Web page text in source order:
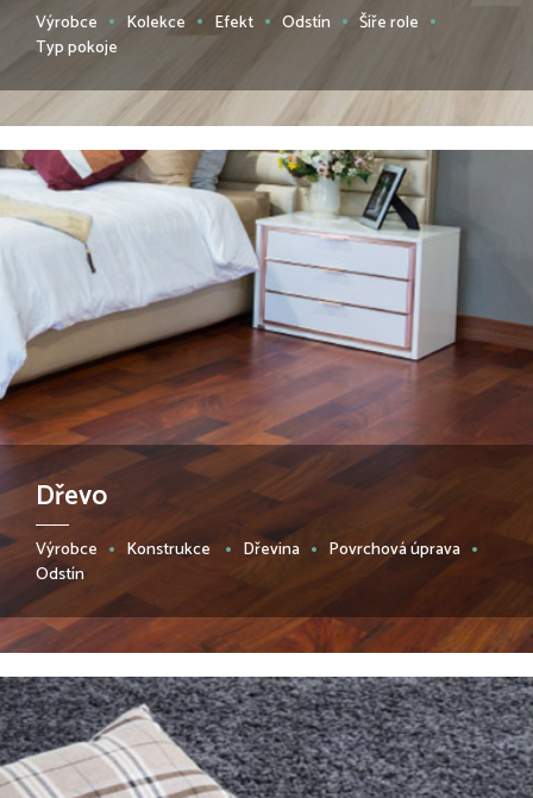
Výrobce Kolekce Efekt Odstín
Šíře role
Typ pokoje
Dřevo
Výrobce Konstrukce Dřevina
Povrchová úprava
Odstín